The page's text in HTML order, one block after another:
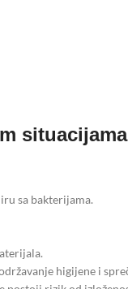
sa bakterijama.
higijene i